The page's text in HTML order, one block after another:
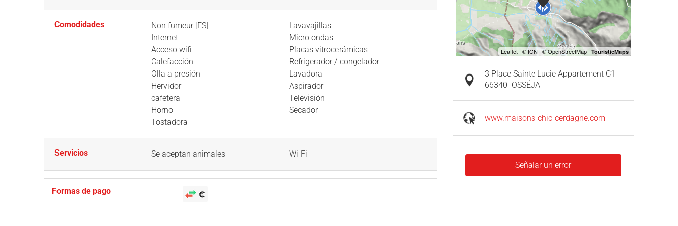
Comodidades
Non fumeur [ES]
Internet
Acceso wifi
Calefacción
Olla a presión
Hervidor
cafetera
Horno
Tostadora
Lavavajillas
Micro ondas
Placas vitrocerámicas
Refrigerador / congelador
Lavadora
Aspirador
Televisión
Secador
Servicios Se aceptan animales Wi-Fi
Formas de pago
3 Place Sainte Lucie Appartement C1
66340 OSSÉJA
www.maisons-chic-cerdagne.com
Señalar un error